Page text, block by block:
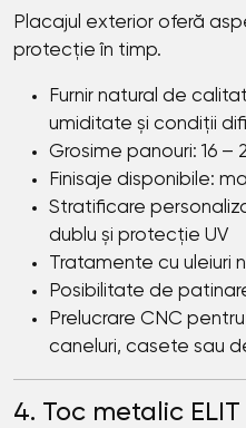
Placajul exterior oferă
protecție în timp.
Furnir natural de
umiditate și condiții
Grosime panouri: 16 –
Finisaje disponibile:
Stratificare
dublu și protecție UV
Tratamente cu uleiuri
Posibilitate de
Prelucrare CNC
caneluri, casete sau
4. Toc metalic ELIT